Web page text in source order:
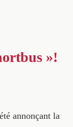
»!
annonçant la